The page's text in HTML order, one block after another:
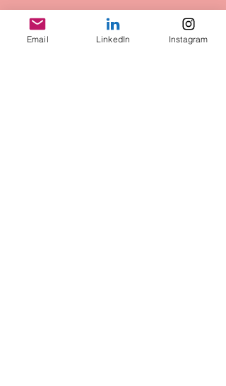
Email LinkedIn Instagram